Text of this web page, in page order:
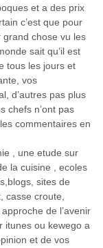
et a des prix
c’est que pour
grand chose vu les
sait qu’il est
tous les jours et
vos
d’autres pas plus
chefs n’ont pas
commentaires en
, une etude sur
la cuisine , ecoles
sites de
casse croute,
de l’avenir
itunes ou kewego a
et de vos